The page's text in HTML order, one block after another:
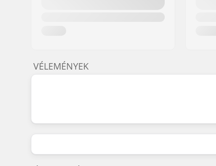
VÉLEMÉNYEK